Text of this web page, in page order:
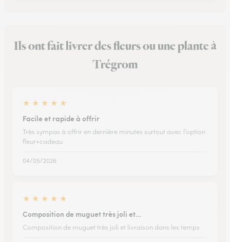
Ils ont fait livrer des fleurs ou une plante à
Trégrom
★ ★ ★ ★ ★
Facile et rapide à offrir
Très sympas à offrir en dernière minutes surtout avec l’option
fleur+cadeau
04/05/2026
★ ★ ★ ★ ★
Composition de muguet très joli et…
Composition de muguet très joli et livraison dans les temps